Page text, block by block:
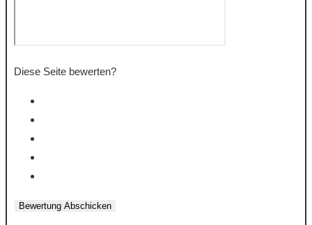
Diese Seite bewerten?
Bewertung Abschicken